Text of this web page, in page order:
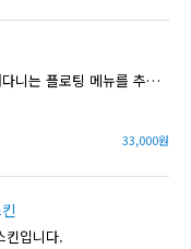
워드프레스 홈페이지에 떠다니는 플로팅 메뉴를 추가합니다.
33,000원
킨입니다.